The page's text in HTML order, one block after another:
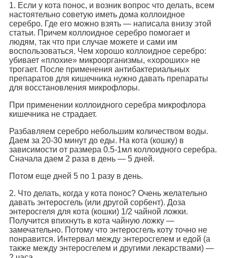
1. Если у кота понос, и возник вопрос что делать, всем
настоятельно советую иметь дома коллоидное
серебро. Где его можно взять — написала внизу этой
статьи. Причем коллоидное серебро помогает и
людям, так что при случае можете и сами им
воспользоваться. Чем хорошо коллоидное серебро:
убивает «плохие» микроорганизмы, «хороших» не
трогает. После применения антибактериальных
препаратов для кишечника нужно давать препараты
для восстановления микрофлоры.
При применении коллоидного серебра микрофлора
кишечника не страдает.
Разбавляем серебро небольшим количеством воды.
Даем за 20-30 минут до еды. На кота (кошку) в
зависимости от размера 0.5-1мл коллоидного серебра.
Сначала даем 2 раза в день — 5 дней.
Потом еще дней 5 по 1 разу в день.
2. Что делать, когда у кота понос? Очень желательно
давать энтеросгель (или другой сорбент). Доза
энтеросгеля для кота (кошки) 1/2 чайной ложки.
Получится впихнуть в кота чайную ложку —
замечательно. Потому что энтеросгель коту точно не
понравится. Интервал между энтеросгелем и едой (а
также между энтеросгелем и другими лекарствами) —